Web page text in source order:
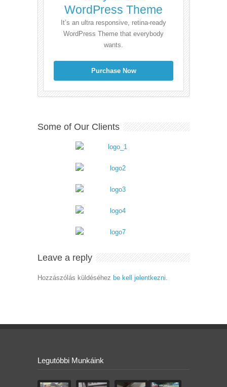
WordPress Theme
It’s an ultra responsive, retina-ready
WordPress Theme that everybody
wants.
Purchase Now
Some of Our Clients
Leave a reply
Hozzászólás küldéséhez be kell jelentkezni
Legutóbbi Munkáink